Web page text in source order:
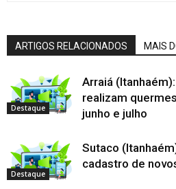
ARTIGOS RELACIONADOS MAIS
Destaque
Arraiá
realizam
junho e julho
Destaque
Sutaco
cadastro de